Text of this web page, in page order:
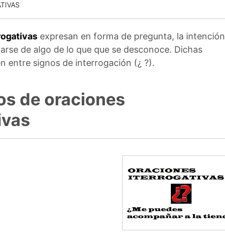
expresan en forma de pregunta, la intención
de algo de lo que que se desconoce. Dichas
entre signos de interrogación (¿ ?).
de oraciones